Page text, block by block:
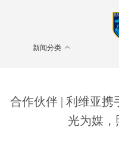
新闻分类
合作伙伴 | 利维亚携
光为媒，